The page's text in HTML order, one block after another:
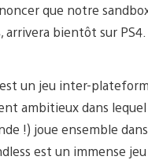
que notre
, arrivera bientôt sur PS4.
un jeu inter-
ambitieux dans
!) joue ensemble
est un immense